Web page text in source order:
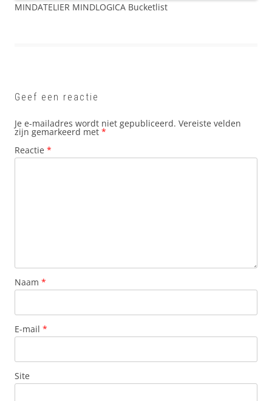
MINDATELIER MINDLOGICA Bucketlist
Geef een reactie
Je e-mailadres wordt niet gepubliceerd. Vereiste velden
zijn gemarkeerd met *
Reactie *
Naam *
E-mail *
Site